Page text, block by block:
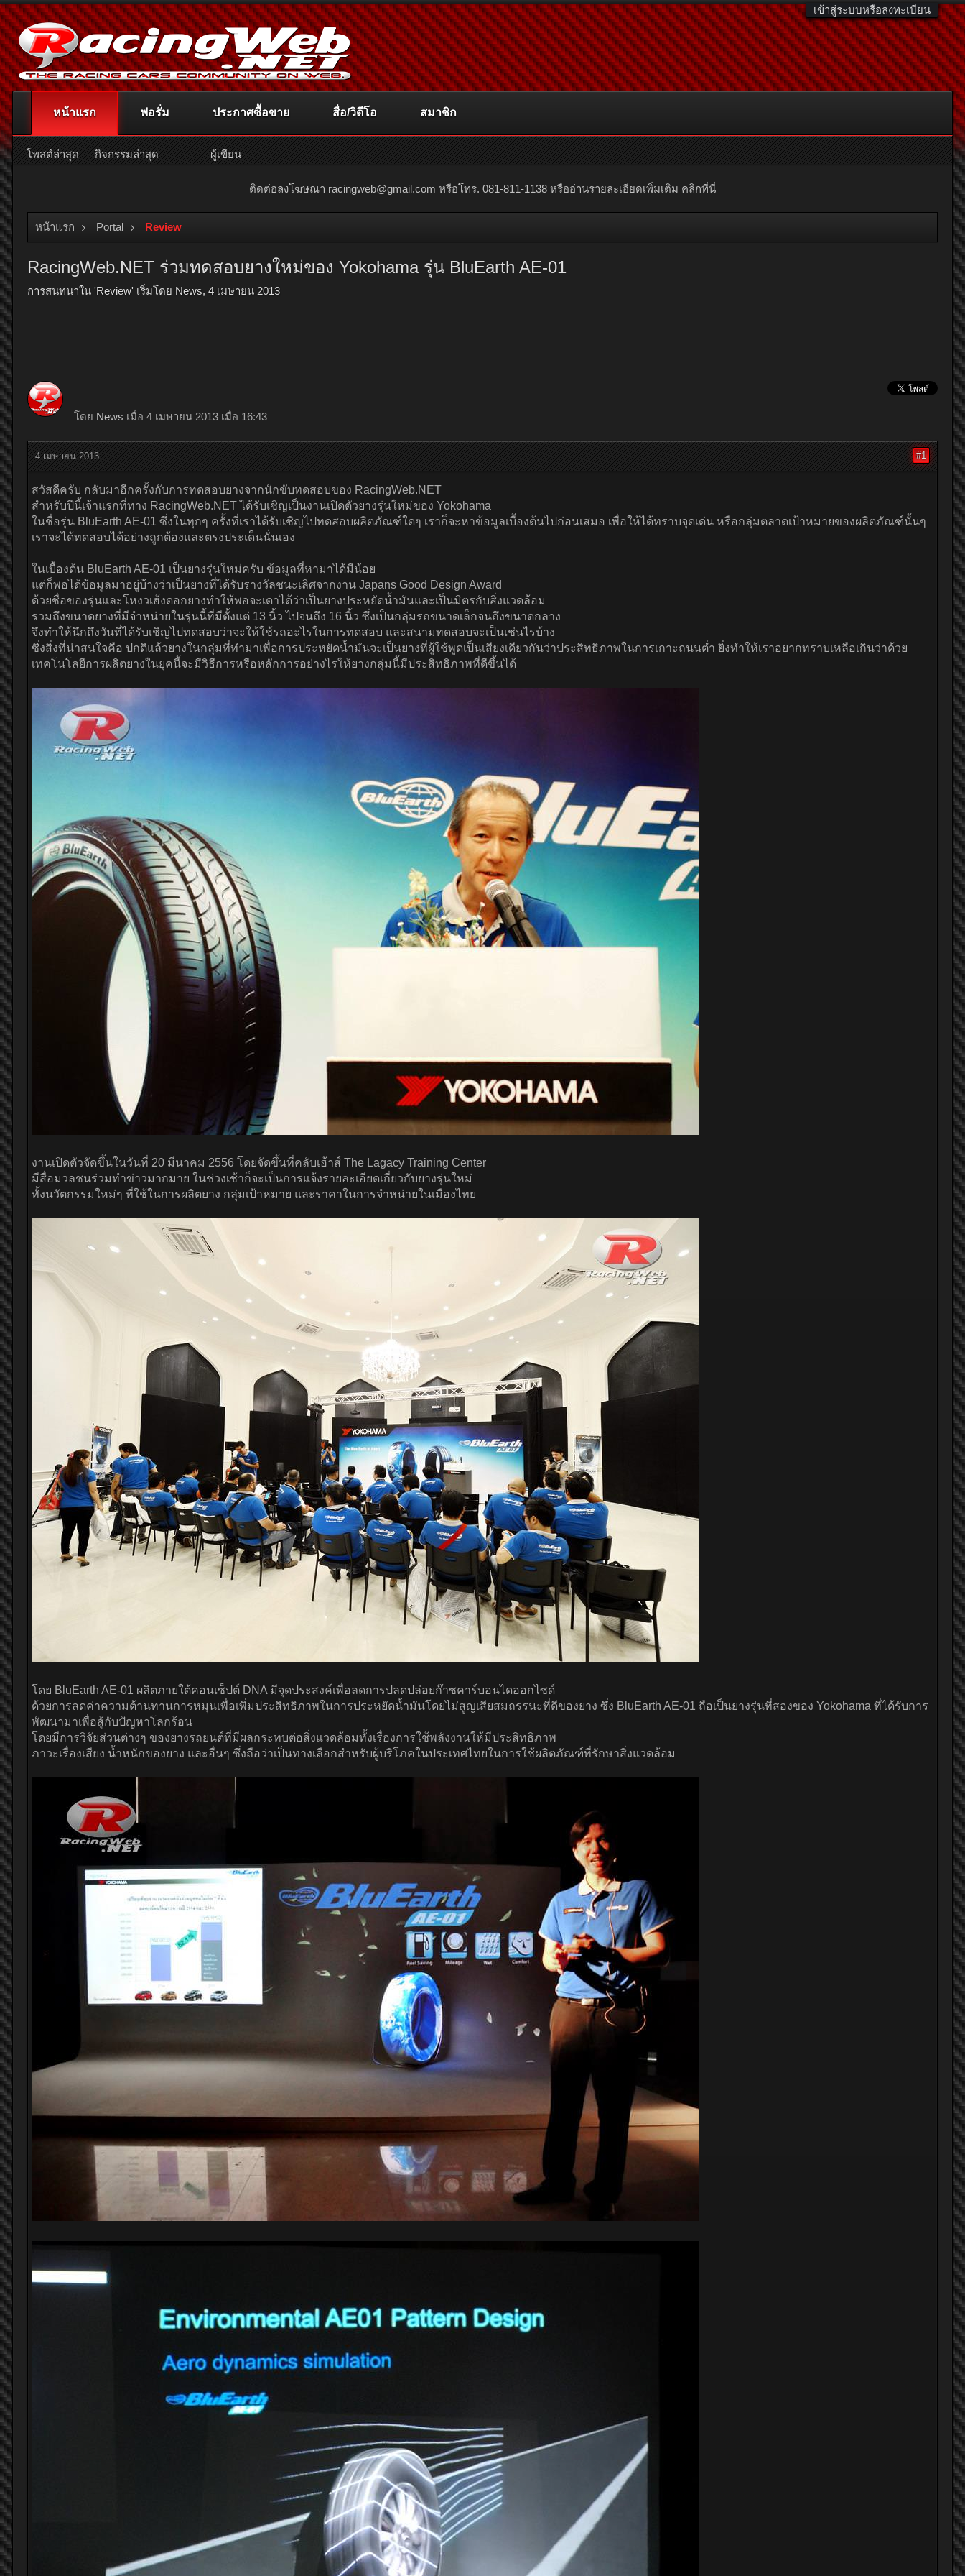
เข้าสู่ระบบหรือลงทะเบียน
ติดต่อลงโฆษณา racingweb@gmail.com หรือโทร. 081-811-1138 หรืออ่านรายละเอียดเพิ่มเติม คลิกที่นี่
หน้าแรก Portal Review
RacingWeb.NET ร่วมทดสอบยางใหม่ของ Yokohama รุ่น BluEarth AE-01
การสนทนาใน 'Review' เริ่มโดย News, 4 เมษายน 2013
โดย News เมื่อ 4 เมษายน 2013 เมื่อ 16:43
4 เมษายน 2013 #1
สวัสดีครับ กลับมาอีกครั้งกับการทดสอบยางจากนักขับทดสอบของ RacingWeb.NET
สำหรับปีนี้เจ้าแรกที่ทาง RacingWeb.NET ได้รับเชิญเป็นงานเปิดตัวยางรุ่นใหม่ของ Yokohama
ในชื่อรุ่น BluEarth AE-01 ซึ่งในทุกๆ ครั้งที่เราได้รับเชิญไปทดสอบผลิตภัณฑ์ใดๆ เราก็จะหาข้อมูลเบื้องต้นไปก่อนเสมอ เพื่อให้ได้ทราบจุดเด่น หรือกลุ่มตลาดเป้าหมายของผลิตภัณฑ์นั้นๆ
เราจะได้ทดสอบได้อย่างถูกต้องและตรงประเด็นนั่นเอง
ในเบื้องต้น BluEarth AE-01 เป็นยางรุ่นใหม่ครับ ข้อมูลที่หามาได้มีน้อย
แต่ก็พอได้ข้อมูลมาอยู่บ้างว่าเป็นยางที่ได้รับรางวัลชนะเลิศจากงาน Japans Good Design Award
ด้วยชื่อของรุ่นและโหงวเฮ้งดอกยางทำให้พอจะเดาได้ว่าเป็นยางประหยัดน้ำมันและเป็นมิตรกับสิ่งแวดล้อม
รวมถึงขนาดยางที่มีจำหน่ายในรุ่นนี้ที่มีตั้งแต่ 13 นิ้ว ไปจนถึง 16 นิ้ว ซึ่งเป็นกลุ่มรถขนาดเล็กจนถึงขนาดกลาง
จึงทำให้นึกถึงวันที่ได้รับเชิญไปทดสอบว่าจะให้ใช้รถอะไรในการทดสอบ และสนามทดสอบจะเป็นเช่นไรบ้าง
ซึ่งสิ่งที่น่าสนใจคือ ปกติแล้วยางในกลุ่มที่ทำมาเพื่อการประหยัดน้ำมันจะเป็นยางที่ผู้ใช้พูดเป็นเสียงเดียวกันว่าประสิทธิภาพในการเกาะถนนต่ำ ยิ่งทำให้เราอยากทราบเหลือเกินว่าด้วย
เทคโนโลยีการผลิตยางในยุคนี้จะมีวิธีการหรือหลักการอย่างไรให้ยางกลุ่มนี้มีประสิทธิภาพที่ดีขึ้นได้
งานเปิดตัวจัดขึ้นในวันที่ 20 มีนาคม 2556 โดยจัดขึ้นที่คลับเฮ้าส์ The Lagacy Training Center
มีสื่อมวลชนร่วมทำข่าวมากมาย ในช่วงเช้าก็จะเป็นการแจ้งรายละเอียดเกี่ยวกับยางรุ่นใหม่
ทั้งนวัตกรรมใหม่ๆ ที่ใช้ในการผลิตยาง กลุ่มเป้าหมาย และราคาในการจำหน่ายในเมืองไทย
โดย BluEarth AE-01 ผลิตภายใต้คอนเซ็ปต์ DNA มีจุดประสงค์เพื่อลดการปลดปล่อยก๊าซคาร์บอนไดออกไซด์
ด้วยการลดค่าความต้านทานการหมุนเพื่อเพิ่มประสิทธิภาพในการประหยัดน้ำมันโดยไม่สูญเสียสมถรรนะที่ดีของยาง ซึ่ง BluEarth AE-01 ถือเป็นยางรุ่นที่สองของ Yokohama ที่ได้รับการ
พัฒนามาเพื่อสู้กับปัญหาโลกร้อน
โดยมีการวิจัยส่วนต่างๆ ของยางรถยนต์ที่มีผลกระทบต่อสิ่งแวดล้อมทั้งเรื่องการใช้พลังงานให้มีประสิทธิภาพ
ภาวะเรื่องเสียง น้ำหนักของยาง และอื่นๆ ซึ่งถือว่าเป็นทางเลือกสำหรับผู้บริโภคในประเทศไทยในการใช้ผลิตภัณฑ์ที่รักษาสิ่งแวดล้อม
หน้าแรก
โพสต์ล่าสุด กิจกรรมล่าสุด ผู้เขียน
ฟอรั่ม ประกาศซื้อขาย สื่อ/วิดีโอ สมาชิก